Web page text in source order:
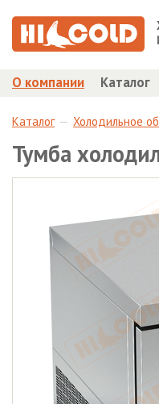
О компании Каталог
Каталог Холодильное
Тумба